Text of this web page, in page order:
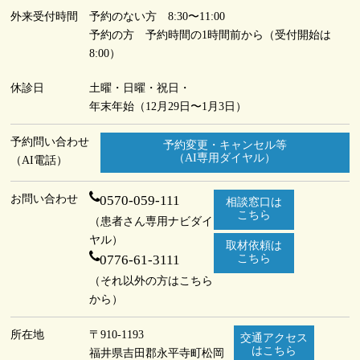
外来受付時間
予約のない方 8:30〜11:00
予約の方 予約時間の1時間前から（受付開始は
8:00）
休診日
土曜・日曜・祝日・
年末年始（12月29日〜1月3日）
予約問い合わせ
（AI電話）
予約変更・キャンセル等
（AI専用ダイヤル）
お問い合わせ 0570-059-111
（患者さん専用ナビダイ
ヤル）
0776-61-3111
（それ以外の方はこちら
から）
相談窓口は
こちら
取材依頼は
こちら
所在地
〒910-1193
福井県吉田郡永平寺町松岡
交通アクセス
はこちら